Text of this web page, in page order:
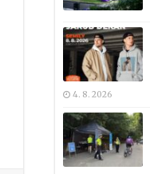
4. 8. 2026